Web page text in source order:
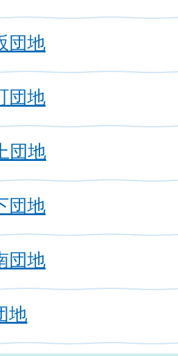
団地
団地
団地
団地
団地
地